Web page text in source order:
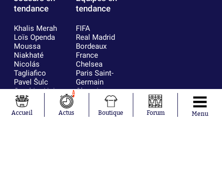
tendance
Khalis Merah
Loïs Openda
Moussa
Niakhaté
Nicolás
Tagliafico
Pavel Šulc
Gauthier Hein
Lionel Messi
Gonzalo
García Torres
tendance
FIFA
Real Madrid
Bordeaux
France
Chelsea
Paris Saint-
Germain
Olympique
AC Milan
RC Strasbourg
Accueil
1
Actus Boutique Forum Menu